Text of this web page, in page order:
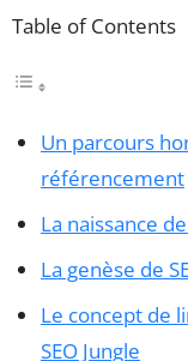
Table of Contents
Un parcours
référencement
La naissance
La genèse de
Le concept de
SEO Jungle